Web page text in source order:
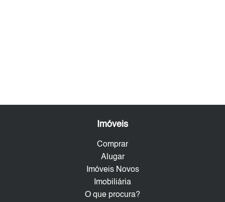
Imóveis
Comprar
Alugar
Imóveis Novos
Imobiliária
O que procura?